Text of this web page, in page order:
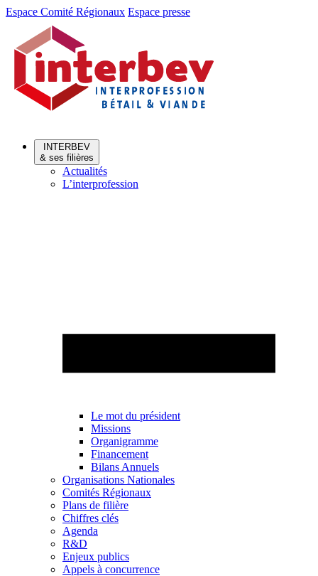
Aller
Aller
contenu
Espace Comité Régionaux Espace presse
INTERBEV
& ses filières
Actualités
L’interprofession
Le mot du président
Missions
Organigramme
Financement
Bilans Annuels
Organisations Nationales
Comités Régionaux
Plans de filière
Chiffres clés
Agenda
R&D
Enjeux publics
Appels à concurrence